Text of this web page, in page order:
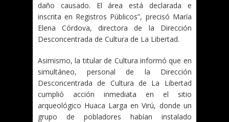
daño causado. El área está declarada e
inscrita en Registros Públicos”, precisó María
Elena Córdova, directora de la Dirección
Desconcentrada de Cultura de La Libertad.
Asimismo, la titular de Cultura informó que en
simultáneo, personal de la Dirección
Desconcentrada de Cultura de La Libertad
cumplió acción inmediata en el sitio
arqueológico Huaca Larga en Virú, donde un
grupo de pobladores habían instalado